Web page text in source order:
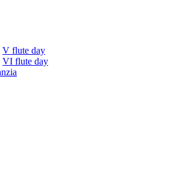
V flute day
VI flute day